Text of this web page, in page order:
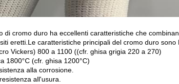
di cromo duro ha eccellenti caratteristiche che
eretti.Le caratteristiche principali del cromo duro sono
Vickers) 800 a 1100 ((cfr. ghisa grigia 220 a 270)
1800°C (cfr. ghisa 1200°C)
alla corrosione.
all'usura.